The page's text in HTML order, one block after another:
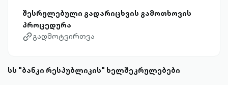
შესრულებული გადარიცხვის გამოთხოვის
პროცედურა
link-diagonal-outlined
გადმოტვირთვა
სს "ბანკი რესპუბლიკის" ხელშეკრულებები